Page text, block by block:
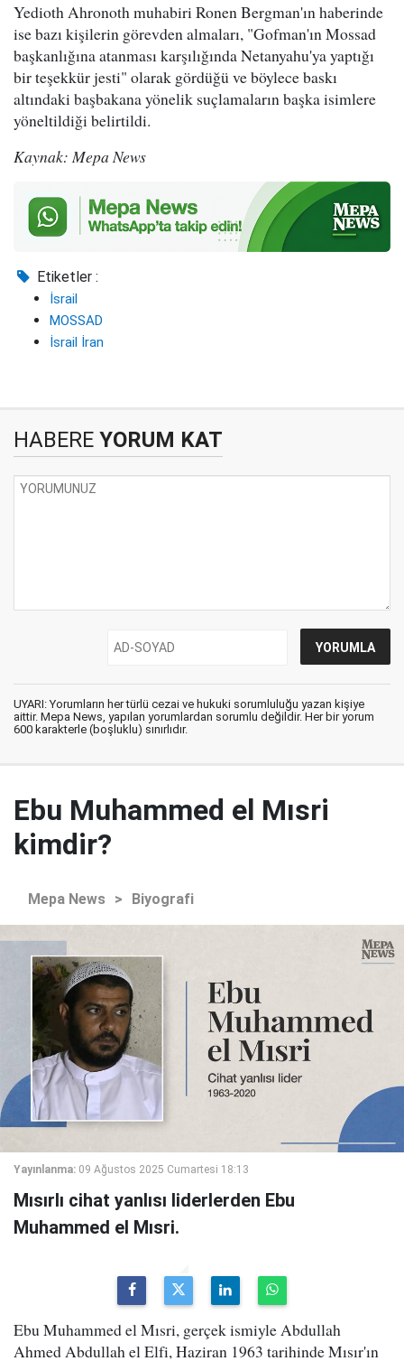
Yedioth Ahronoth muhabiri Ronen Bergman'ın haberinde
ise bazı kişilerin görevden almaları, "Gofman'ın Mossad
başkanlığına atanması karşılığında Netanyahu'ya yaptığı
bir teşekkür jesti" olarak gördüğü ve böylece baskı
altındaki başbakana yönelik suçlamaların başka isimlere
yöneltildiği belirtildi.
Kaynak: Mepa News
Etiketler :
İsrail
MOSSAD
İsrail İran
HABERE YORUM KAT
UYARI: Yorumların her türlü cezai ve hukuki sorumluluğu yazan kişiye
aittir. Mepa News, yapılan yorumlardan sorumlu değildir. Her bir yorum
600 karakterle (boşluklu) sınırlıdır.
Ebu Muhammed el Mısri
kimdir?
Mepa News > Biyografi
Yayınlanma: 09 Ağustos 2025 Cumartesi 18:13
Mısırlı cihat yanlısı liderlerden Ebu
Muhammed el Mısri.
Ebu Muhammed el Mısri, gerçek ismiyle Abdullah
Ahmed Abdullah el Elfi, Haziran 1963 tarihinde Mısır'ın